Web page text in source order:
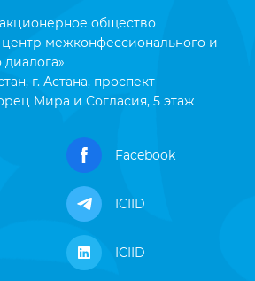
общество
межконфессионального и
г. Астана, проспект
Мира и Согласия, 5 этаж
Facebook
ICIID
ICIID